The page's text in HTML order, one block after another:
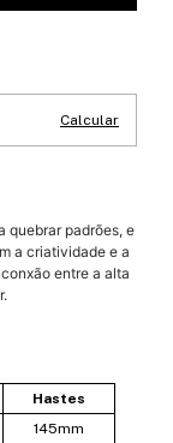
Calcular
quebrar padrões, e
a criatividade e a
entre a alta
Hastes
145mm